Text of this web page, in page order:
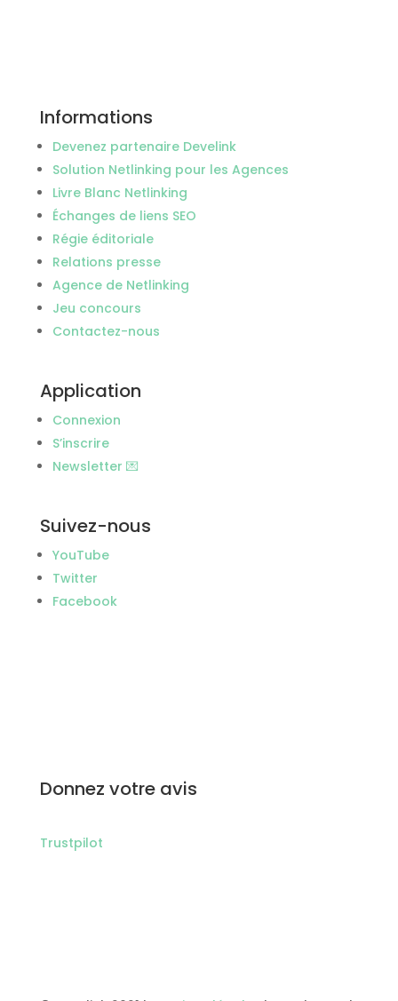
Informations
Devenez partenaire Develink
Solution Netlinking pour les Agences
Livre Blanc Netlinking
Échanges de liens SEO
Régie éditoriale
Relations presse
Agence de Netlinking
Jeu concours
Contactez-nous
Application
Connexion
S’inscrire
Newsletter 💌
Suivez-nous
YouTube
Twitter
Facebook
Donnez votre avis
Trustpilot